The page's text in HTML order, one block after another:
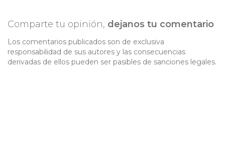
Comparte tu opinión, dejanos tu comentario
Los comentarios publicados son de exclusiva
responsabilidad de sus autores y las consecuencias
derivadas de ellos pueden ser pasibles de sanciones legales.